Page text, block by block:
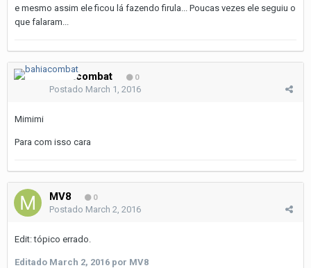
e mesmo assim ele ficou lá fazendo firula... Poucas vezes ele seguiu o
que falaram...
bahiacombat 0
Postado March 1, 2016
Mimimi
Para com isso cara
MV8 0
Postado March 2, 2016
Edit: tópico errado.
Editado March 2, 2016 por MV8